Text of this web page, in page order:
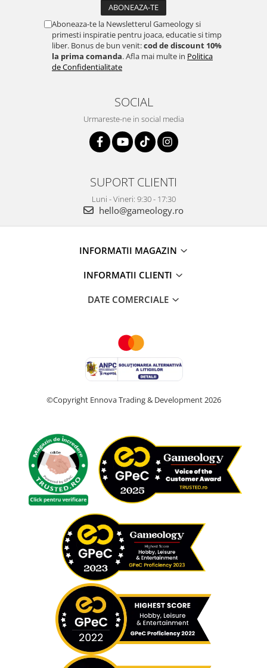
Aboneaza-te la Newsletterul Gameology si
primesti inspiratie pentru joaca, educatie si timp
liber. Bonus de bun venit:cod de discount 10%
la prima comanda. Afla mai multe in Politica
de Confidentialitate
SOCIAL
Urmareste-ne in social media
SUPORT CLIENTI
Luni - Vineri: 9:30 - 17:30
hello@gameology.ro
INFORMATII MAGAZIN
INFORMATII CLIENTI
DATE COMERCIALE
©Copyright Ennova Trading & Development 2026